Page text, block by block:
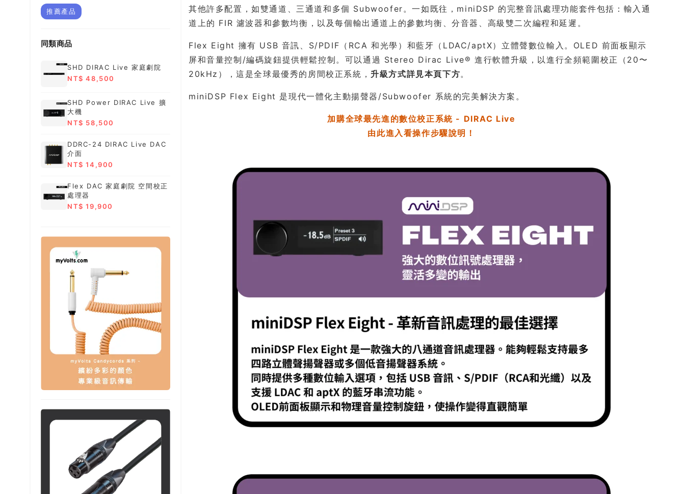
推薦產品
同類商品
SHD DIRAC Live 家庭劇院
NT$ 48,500
SHD Power DIRAC Live 擴
大機
NT$ 58,500
DDRC-24 DIRAC Live DAC
介面
NT$ 14,900
Flex DAC 家庭劇院 空間校正
處理器
NT$ 19,900
其他許多配置，如雙通道、三通道和多個 Subwoofer。一如既往，miniDSP 的完整音訊處理功能套件包括：輸入通
道上的 FIR 濾波器和參數均衡，以及每個輸出通道上的參數均衡、分音器、高級雙二次編程和延遲。
Flex Eight 擁有 USB 音訊、S/PDIF（RCA 和光學）和藍牙（LDAC/aptX）立體聲數位輸入。OLED 前面板顯示
屏和音量控制/編碼旋鈕提供輕鬆控制。可以通過 Stereo Dirac Live® 進行軟體升級，以進行全頻範圍校正（20〜
20kHz），這是全球最優秀的房間校正系統， 升級方式詳見本頁下方。
miniDSP Flex Eight 是現代一體化主動揚聲器/Subwoofer 系統的完美解決方案。
加購全球最先進的數位校正系統 - DIRAC Live
由此進入看操作步驟說明！